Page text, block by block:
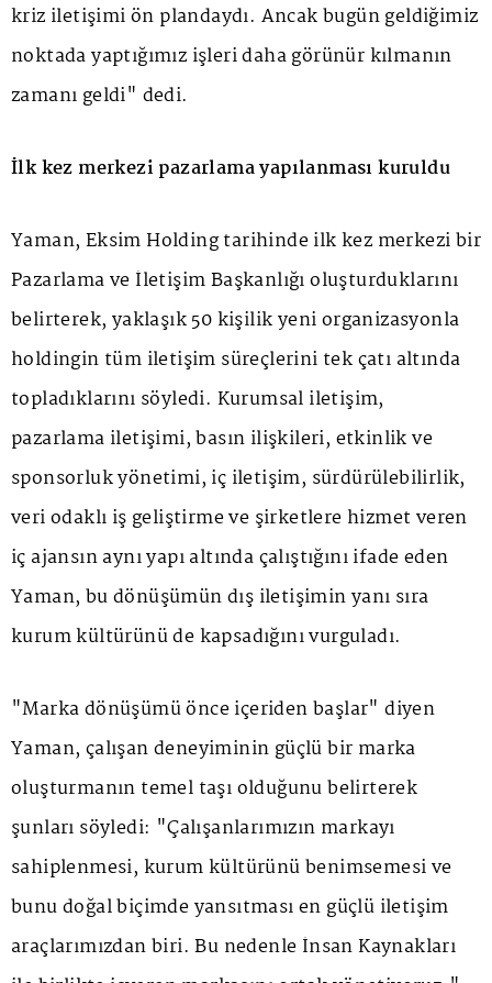
kriz iletişimi ön plandaydı. Ancak bugün geldiğimiz
noktada yaptığımız işleri daha görünür kılmanın
zamanı geldi" dedi.
İlk kez merkezi pazarlama yapılanması kuruldu
Yaman, Eksim Holding tarihinde ilk kez merkezi bir
Pazarlama ve İletişim Başkanlığı oluşturduklarını
belirterek, yaklaşık 50 kişilik yeni organizasyonla
holdingin tüm iletişim süreçlerini tek çatı altında
topladıklarını söyledi. Kurumsal iletişim,
pazarlama iletişimi, basın ilişkileri, etkinlik ve
sponsorluk yönetimi, iç iletişim, sürdürülebilirlik,
veri odaklı iş geliştirme ve şirketlere hizmet veren
iç ajansın aynı yapı altında çalıştığını ifade eden
Yaman, bu dönüşümün dış iletişimin yanı sıra
kurum kültürünü de kapsadığını vurguladı.
"Marka dönüşümü önce içeriden başlar" diyen
Yaman, çalışan deneyiminin güçlü bir marka
oluşturmanın temel taşı olduğunu belirterek
şunları söyledi: "Çalışanlarımızın markayı
sahiplenmesi, kurum kültürünü benimsemesi ve
bunu doğal biçimde yansıtması en güçlü iletişim
araçlarımızdan biri. Bu nedenle İnsan Kaynakları